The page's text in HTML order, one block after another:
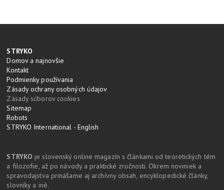
STRYKO
Domov a najnovšie
Kontakt
Podmienky používania
Zásady ochrany osobných údajov
Zásady súborov cookies
Sitemap
Robots
STRYKO International - English
STRYKO je slovenský online magazín s článkami od teoretických tém
a filozofie, až po návody a praktické zručnosti. Okrem noviniek a
spravodajstva prinášame aj archívny obsah, encyklopedické články,
slovníky a iné.